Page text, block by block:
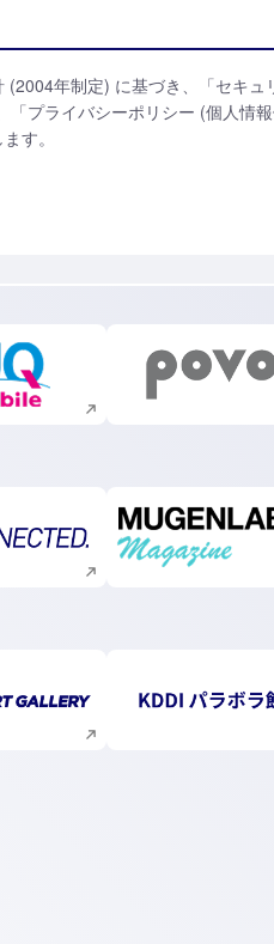
年制定) に基づき、「セキュ
プライバシーポリシー (個人情
す。
新規ウィンドウで開く 新規ウ
新規ウィンドウで開く 新規ウ
新規ウィンドウで開く 新規ウ